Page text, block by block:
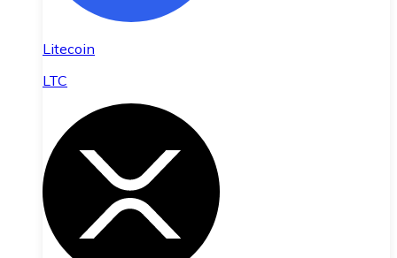
Litecoin
LTC